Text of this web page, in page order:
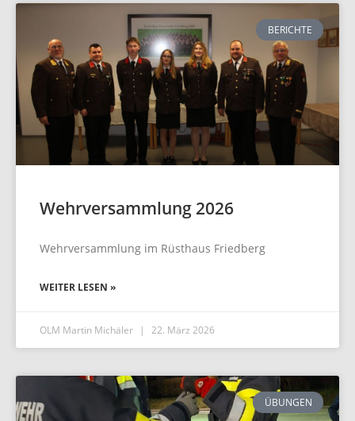
BERICHTE
Wehrversammlung 2026
Wehrversammlung im Rüsthaus Friedberg
WEITER LESEN »
OLM Martin Michäler 22. März 2026
ÜBUNGEN